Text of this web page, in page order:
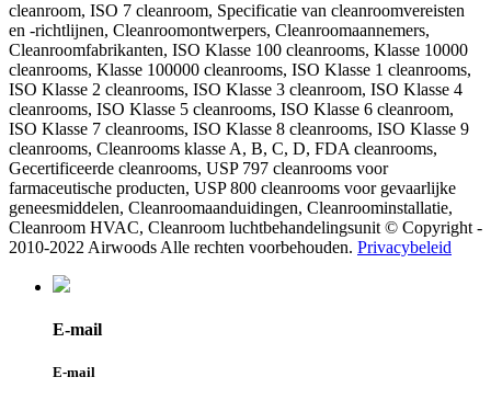
cleanroom, ISO 7 cleanroom, Specificatie van cleanroomvereisten
en -richtlijnen, Cleanroomontwerpers, Cleanroomaannemers,
Cleanroomfabrikanten, ISO Klasse 100 cleanrooms, Klasse 10000
cleanrooms, Klasse 100000 cleanrooms, ISO Klasse 1 cleanrooms,
ISO Klasse 2 cleanrooms, ISO Klasse 3 cleanroom, ISO Klasse 4
cleanrooms, ISO Klasse 5 cleanrooms, ISO Klasse 6 cleanroom,
ISO Klasse 7 cleanrooms, ISO Klasse 8 cleanrooms, ISO Klasse 9
cleanrooms, Cleanrooms klasse A, B, C, D, FDA cleanrooms,
Gecertificeerde cleanrooms, USP 797 cleanrooms voor
farmaceutische producten, USP 800 cleanrooms voor gevaarlijke
geneesmiddelen, Cleanroomaanduidingen, Cleanroominstallatie,
Cleanroom HVAC, Cleanroom luchtbehandelingsunit © Copyright -
2010-2022 Airwoods Alle rechten voorbehouden. Privacybeleid
E-mail
E-mail